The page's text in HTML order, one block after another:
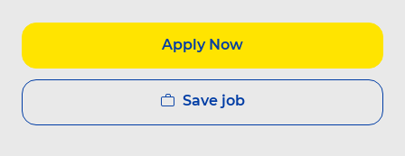
Apply Now
Save job